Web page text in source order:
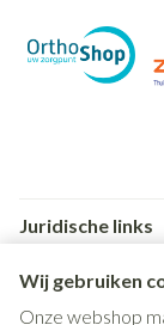
Wij gebruiken
Onze webshop
Juridische links